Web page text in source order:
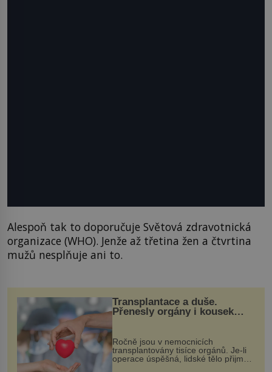
Alespoň tak to doporučuje Světová zdravotnická
organizace (WHO). Jenže až třetina žen a čtvrtina
mužů nesplňuje ani to.
Transplantace a duše.
Přenesly orgány i kousek
Ročně jsou v nemocnicích
transplantovány tisíce orgánů. Je-li
operace úspěšná, lidské tělo přijme